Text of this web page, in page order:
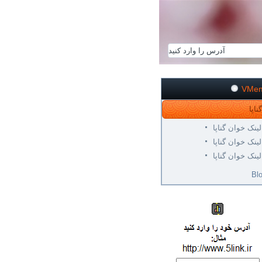
لینک خوان گناپا
لینک خوان گناپا
لینک خوان گناپا